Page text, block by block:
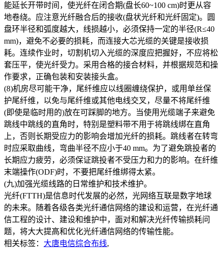
能延长开带时间，使光纤在闭合期(盘长60~100 cm)时更从容
地卷绕。应注意光纤融合后的接收(盘状光纤和光纤固定)。圆
盘环半径和弧度越大，线损越小，必须保持一定的半径(R≤40
mm)，避免不必要的损耗，而连接大芯光缆的关键是接收损
耗。连续作业时，切割机切入光缆的深度应把握好，不应将松
套压平，使光纤受力。采用合格的接合材料，并根据规范和操
作要求，正确包装和安装接头盒。
(8)机房尽可能干净，尾纤维应以线圈缠绕保护，或用单丝保
护尾纤维，以免与尾纤维或其他电线交叉，尽量不将尾纤维
(即使是临时用的)放在可踩脚的地方。当使用光缆端子来避免
跳线中跳线的直角时，特别是塑料带不用于将跳线绑在直角
上，否则长期受应力的影响会增加光纤的损耗。跳线者在转弯
时应采取曲线，弯曲半径不应小于40 mm。为了避免跳投者的
长期应力疲劳，必须保证跳投者不受压力和力的影响。在纤维
末端操作(ODF)时，不要把尾纤维绑得太紧。
(九)加强光缆线路的日常维护和技术维护。
光纤(FTTH)是信息时代发展的必然，光网络互联是数字地球
的未来。随着各级各类光纤通信网络的建设和运营，在光纤通
信工程的设计、建设和维护中，面对和解决光纤传输损耗问
题，将大大提高和优化光纤通信网络的传输性能。
相关标签： 大唐电信综合布线,